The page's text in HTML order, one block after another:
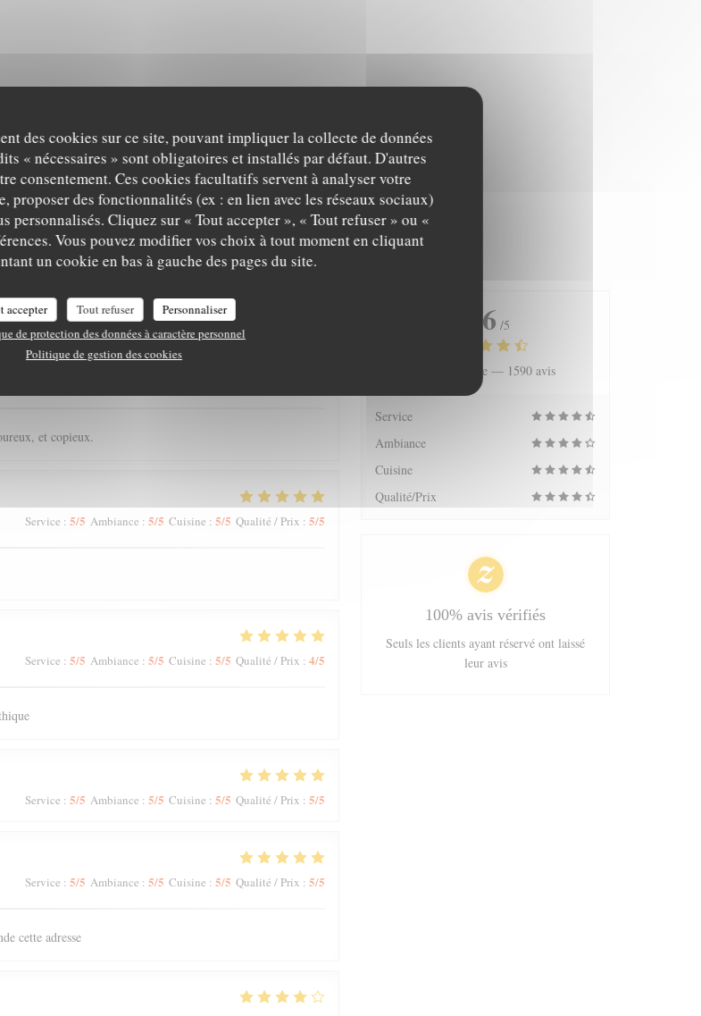
des cookies sur ce site, pouvant impliquer la collecte de données
« nécessaires » sont obligatoires et installés par défaut. D'autres
consentement. Ces cookies facultatifs servent à analyser votre
proposer des fonctionnalités (ex : en lien avec les réseaux sociaux)
personnalisés. Cliquez sur « Tout accepter », « Tout refuser » ou «
Vous pouvez modifier vos choix à tout moment en cliquant
un cookie en bas à gauche des pages du site.
accepter Tout refuser
Personnaliser
de protection des données à caractère personnel
Politique de gestion des cookies
et copieux.
Service : 5/5 Ambiance : 5/5 Cuisine : 5/5 Qualité / Prix : 5/5
Service : 5/5 Ambiance : 5/5 Cuisine : 5/5 Qualité / Prix : 4/5
Service : 5/5 Ambiance : 5/5 Cuisine : 5/5 Qualité / Prix : 5/5
Service : 5/5 Ambiance : 5/5 Cuisine : 5/5 Qualité / Prix : 5/5
cette adresse
4.6 /5
Note moyenne — 1590 avis
Service
Ambiance
Cuisine
Qualité/Prix
100% avis vérifiés
Seuls les clients ayant réservé ont laissé
leur avis